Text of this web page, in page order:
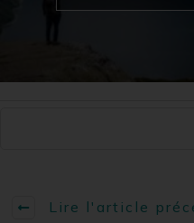
Lire l'article